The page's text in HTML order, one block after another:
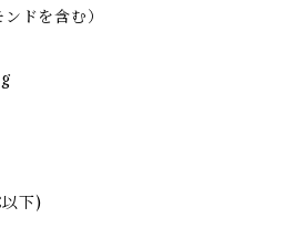
ドを含む）
下)